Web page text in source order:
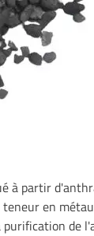
à partir
en
de